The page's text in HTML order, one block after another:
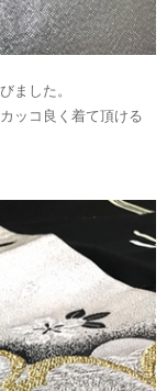
ました。
ッコ良く着て頂ける